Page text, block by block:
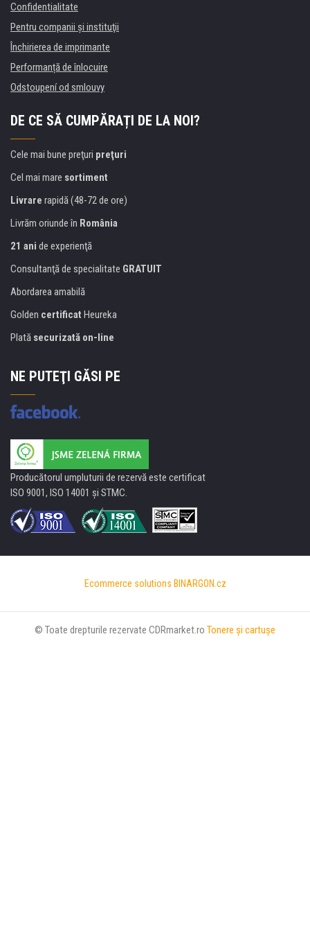
Confidentialitate
Pentru companii și instituţii
Închirierea de imprimante
Performanță de înlocuire
Odstoupení od smlouvy
DE CE SĂ CUMPĂRAȚI DE LA NOI?
Cele mai bune preţuri preţuri
Cel mai mare sortiment
Livrare rapidă (48-72 de ore)
Livrăm oriunde în România
21 ani de experienţă
Consultanţă de specialitate GRATUIT
Abordarea amabilă
Golden certificat Heureka
Plată securizată on-line
NE PUTEŢI GĂSI PE
Producătorul umpluturii de rezervă este certificat
ISO 9001, ISO 14001 şi STMC.
Ecommerce solutions BINARGON.cz
© Toate drepturile rezervate CDRmarket.ro Tonere şi cartuşe